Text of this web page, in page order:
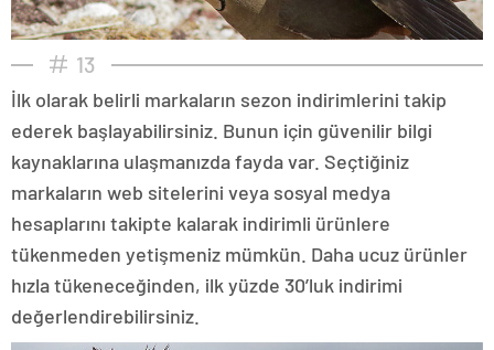
13
İlk olarak belirli markaların sezon indirimlerini takip
ederek başlayabilirsiniz. Bunun için güvenilir bilgi
kaynaklarına ulaşmanızda fayda var. Seçtiğiniz
markaların web sitelerini veya sosyal medya
hesaplarını takipte kalarak indirimli ürünlere
tükenmeden yetişmeniz mümkün. Daha ucuz ürünler
hızla tükeneceğinden, ilk yüzde 30’luk indirimi
değerlendirebilirsiniz.